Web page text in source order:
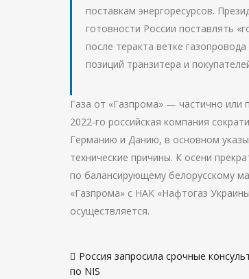
поставкам энергоресурсов.
готовности России поставлять
после теракта ветке
позиций транзитера и
Газа от «Газпрома» — частично
2022-го российская компания
Германию и Данию, в основном
технические причины. К осени
по балансирующему белорусскому
«Газпрома» с НАК «Нафтогаз
осуществляется.
поРоссия запросила срочные
по NIS